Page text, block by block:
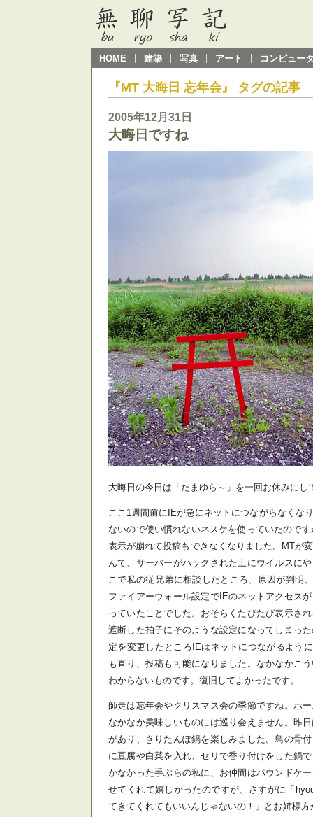
HOME 建築 写真 アート コンピュー
『MT 大晦日 忘年会』 タグの記事
2005年12月31日
大晦日ですね
大晦日の今日は「たまゆら～」を一回お休みにし
ここ1週間前にIEが急にネットにつながらなくな
ないので使い慣れないネスケを使っていたので
表示が崩れて投稿もできなくなりました。MTが
んて、サーバーがハックされた上にウイルスに
こで私の従兄弟に相談したところ、原因が判明
ファイアーウォール設定でIEのネットアクセス
っていたことでした。おそらくたびたび表示さ
遮断した拍子にそのような設定になってしまっ
定を変更したところIEはネットにつながるよう
も直り、投稿も可能になりました。なかなかこ
わからないものです。復旧してよかったです。
師走は忘年会やクリスマス会の季節ですね。ホ
なかなか美味しいものには巡り会えません。昨
があり、きりたんぽ鍋を楽しみました。鳥の骨
に豆腐や白菜を入れ、セリで香り付けをした鍋
かなかった手ぶらの私に、お仲間はパウンドケ
せてくれて嬉しかったのですが、さすがに「
てきてくれてもいいんじゃないの！」とお姉様